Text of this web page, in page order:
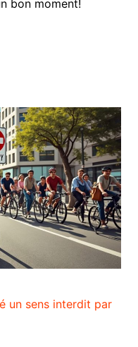
bon moment!
un sens interdit par